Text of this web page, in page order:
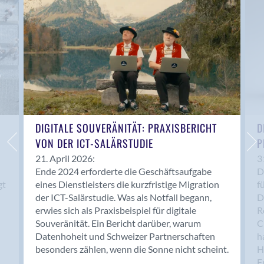
Anwil
Appenzell
Au SG
Baar
Baden
Balsthal
Balzers
Basel
Bassersdorf
Belp
Bendern
Benken (SG)
Bergdietikon
Berlin
Bern
Bern - Liebefeld
DIGITALE SOUVERÄNITÄT: PRAXISBERICHT
VON DER ICT-SALÄRSTUDIE
21. April 2026:
Ende 2024 erforderte die Geschäftsaufgabe
eines Dienstleisters die kurzfristige Migration
der ICT-Salärstudie. Was als Notfall begann,
erwies sich als Praxisbeispiel für digitale
Souveränität. Ein Bericht darüber, warum
Datenhoheit und Schweizer Partnerschaften
besonders zählen, wenn die Sonne nicht scheint.